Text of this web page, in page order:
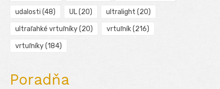
udalosti (48) UL(20) ultralight (20)
ultraľahké vrtuľníky(20) vrtuľník(216)
vrtuľníky(184)
Poradňa